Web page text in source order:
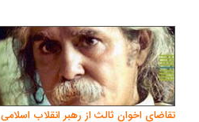
تقاضای اخوان ثالث از رهبر انقلاب اسلامی